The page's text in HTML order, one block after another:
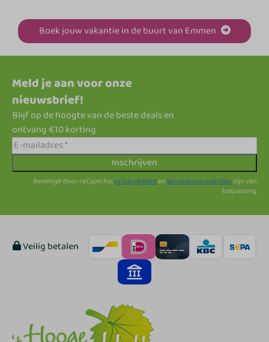
Boek jouw vakantie in de buurt van Emmen
Meld je aan voor onze
nieuwsbrief!
Blijf op de hoogte van de beste deals en
ontvang €10 korting
Inschrijven
Beveiligd door reCaptcha,privacybeleidenservicevoorwaardenzijn van
toepassing.
Veilig betalen